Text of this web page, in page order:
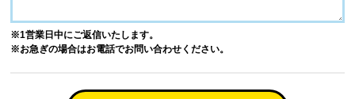
※1営業日中にご返信いたします。
※お急ぎの場合はお電話でお問い合わせください。